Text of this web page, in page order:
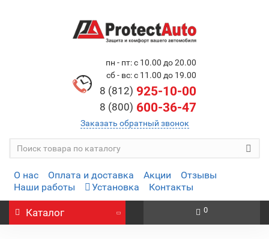
пн - пт: с 10.00 до 20.00
сб - вс: с 11.00 до 19.00
8 (812) 925-10-00
8 (800) 600-36-47
Заказать обратный звонок
О нас Оплата и доставка Акции
Отзывы
Наши работы
Установка Контакты
Каталог 0